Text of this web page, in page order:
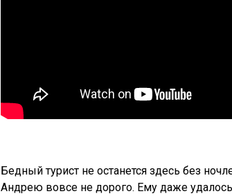
Бедный турист не останется здесь без
Андрею вовсе не дорого. Ему даже